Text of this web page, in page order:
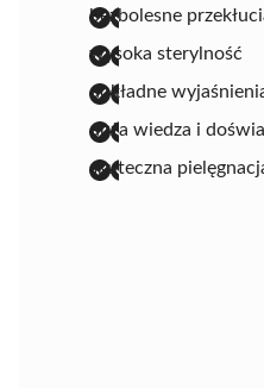
bezbolesne
wysoka sterylność
dokładne
duża wiedza i
skuteczna